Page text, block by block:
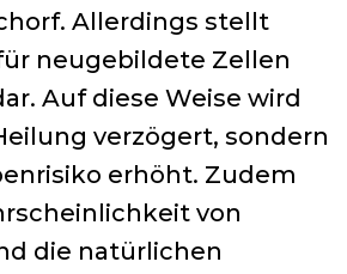
Allerdings stellt
neugebildete Zellen
Auf diese Weise wird
verzögert, sondern
erhöht. Zudem
von
die natürlichen